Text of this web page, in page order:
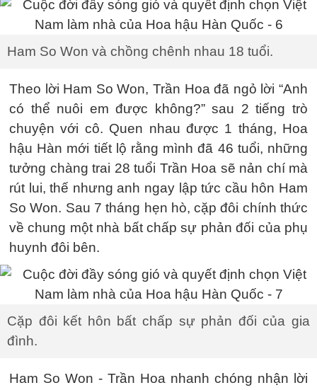
Ham So Won và chồng chênh nhau 18 tuổi.
Theo lời Ham So Won, Trần Hoa đã ngỏ lời “Anh
có thể nuôi em được không?” sau 2 tiếng trò
chuyện với cô. Quen nhau được 1 tháng, Hoa
hậu Hàn mới tiết lộ rằng mình đã 46 tuổi, những
tưởng chàng trai 28 tuổi Trần Hoa sẽ nản chí mà
rút lui, thế nhưng anh ngay lập tức cầu hôn Ham
So Won. Sau 7 tháng hẹn hò, cặp đôi chính thức
về chung một nhà bất chấp sự phản đối của phụ
huynh đôi bên.
Cặp đôi kết hôn bất chấp sự phản đối của gia
đình.
Ham So Won - Trần Hoa nhanh chóng nhận lời